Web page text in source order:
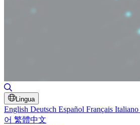
Lingua
English Deutsch Español Français Italiano
어 繁體中文